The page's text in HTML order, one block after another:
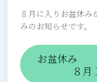
８月に入りお盆休
みのお知らせです。
お盆休み
８月